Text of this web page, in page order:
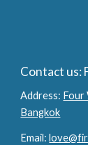
Contact us:
Address: Four
Bangkok
Email: